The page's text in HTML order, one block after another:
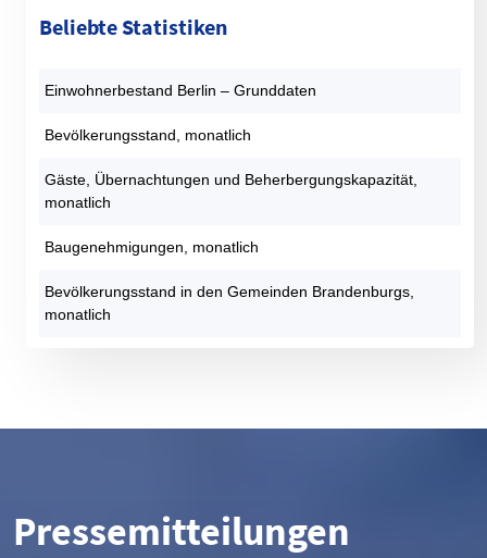
Beliebte Statistiken
Einwohnerbestand Berlin – Grunddaten
Bevölkerungsstand, monatlich
Gäste, Übernachtungen und Beherbergungskapazität,
monatlich
Baugenehmigungen, monatlich
Bevölkerungsstand in den Gemeinden Brandenburgs,
monatlich
Pressemitteilungen